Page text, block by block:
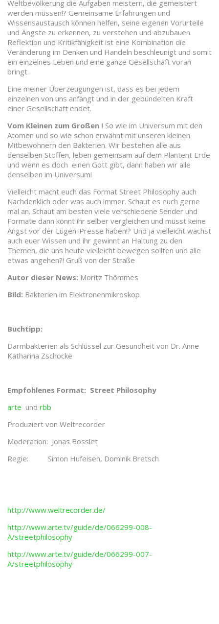
Weltbevölkerung die Aufgaben meistern, die gemeistert
werden müssen!? Gemeinsame Erfahrungen und
Wissensaustausch können helfen, seine eigenen Vorurteile
und Ängste zu erkennen, zu verstehen und abzubauen.
Reflektion und Kritikfähigkeit ist eine Kombination die
Veränderung im Denken und Handeln beschleunigt und somit
ein einzelnes Leben und eine ganze Gesellschaft voran
bringt.
Eine meiner Überzeugungen ist, dass es bei jedem
einzelnen von uns anfängt und in der gebündelten Kraft
einer Gesellschaft endet.
Vom Kleinen zum Großen ! So wie im Universum mit den
Atomen und so wie schon erwähnt mit unseren kleinen
Mitbewohnern den Bakterien. Wir bestehen alle aus
denselben Stoffen, leben gemeinsam auf dem Plantent Erde
und wenn es doch einen Gott gibt, dann haben wir alle
denselben im Universum!
Vielleicht macht euch das Format Street Philosophy auch
Nachdenklich oder was auch immer. Schaut es euch gerne
mal an. Schaut am besten viele verschiedene Sender und
Formate dann könnt ihr selber vergleichen und müsst keine
Angst vor der Lügen-Presse haben!? Und ja vielleicht wächst
auch euer Wissen und ihr gewinnt an Haltung zu den
Themen, die uns heute vielleicht bewegen sollten und alle
etwas angehen?! Gruß von der Straße
Autor dieser News: Moritz Thömmes
Bild: Bakterien im Elektronenmikroskop
Buchtipp:
Darmbakterien als Schlüssel zur Gesundheit von Dr. Anne
Katharina Zschocke
Empfohlenes Format: Street Philosophy
arte und rbb
Produziert von Weltrecorder
Moderation: Jonas Bosslet
Regie: Simon Hufeisen, Dominik Bretsch
http://www.weltrecorder.de/
http://www.arte.tv/guide/de/066299-008-
A/streetphilosophy
http://www.arte.tv/guide/de/066299-007-
A/streetphilosophy